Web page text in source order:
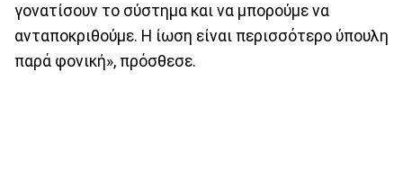
γονατίσουν το σύστημα και να μπορούμε να
ανταποκριθούμε. Η ίωση είναι περισσότερο ύπουλη
παρά φονική», πρόσθεσε.